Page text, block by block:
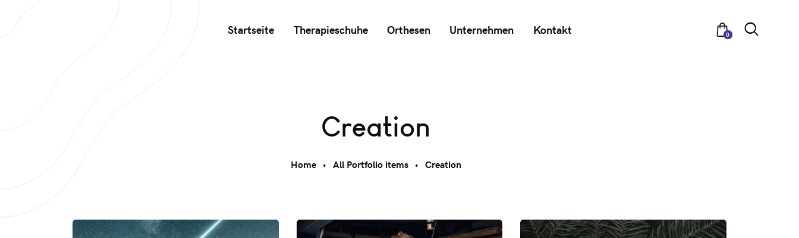
Startseite Therapieschuhe Orthesen Unternehmen Kontakt 0
Creation
Home All Portfolio items Creation